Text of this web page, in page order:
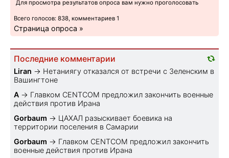
Для просмотра результатов опроса вам нужно проголосовать
Всего голосов: 838, комментариев 1
Страница опроса »
Последние комментарии
Liran → Нетаниягу отказался от встречи с Зеленским в
Вашингтоне
A → Главком CENTCOM предложил закончить военные
действия против Ирана
Gorbaum → ЦАХАЛ разыскивает боевика на
территории поселения в Самарии
Gorbaum → Главком CENTCOM предложил закончить
военные действия против Ирана